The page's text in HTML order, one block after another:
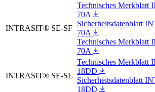
INTRASIT® SE-SF
Technisches Merkblatt
70A
Sicherheitsdatenblatt
70A
Technisches Merkblatt
70A
INTRASIT® SE-SL
Technisches Merkblatt
18DD
Sicherheitsdatenblatt
18DD